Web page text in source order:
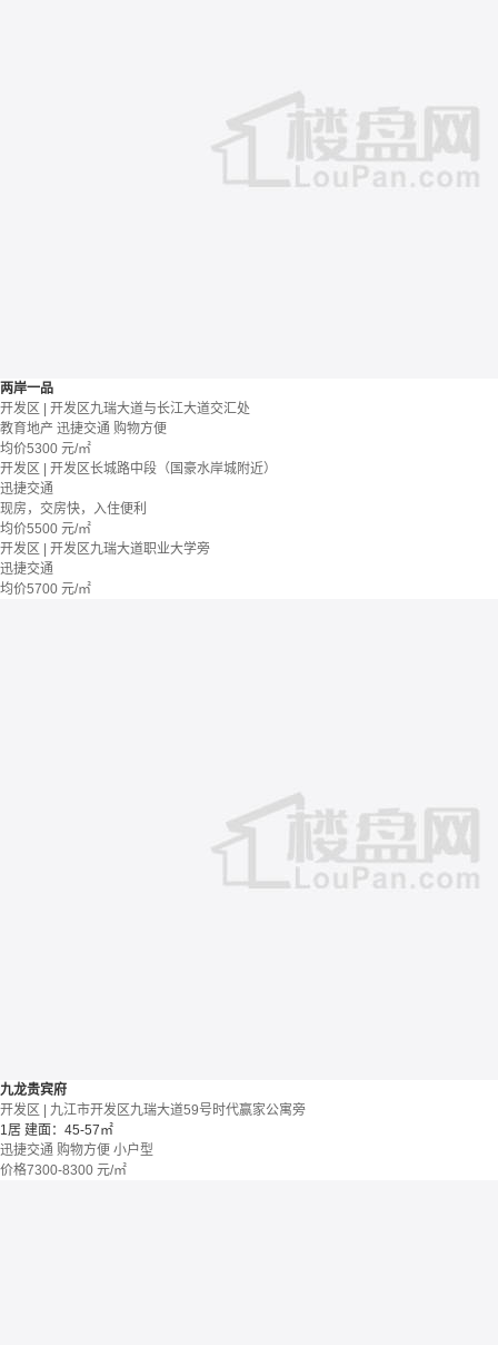
两岸一品
开发区 | 开发区九瑞大道与长江大道交汇处
教育地产 迅捷交通 购物方便
均价5300 元/㎡
开发区 | 开发区长城路中段（国豪水岸城附近）
迅捷交通
现房，交房快，入住便利
均价5500 元/㎡
开发区 | 开发区九瑞大道职业大学旁
迅捷交通
均价5700 元/㎡
九龙贵宾府
开发区 | 九江市开发区九瑞大道59号时代赢家公寓旁
1居 建面：45-57㎡
迅捷交通 购物方便 小户型
价格7300-8300 元/㎡